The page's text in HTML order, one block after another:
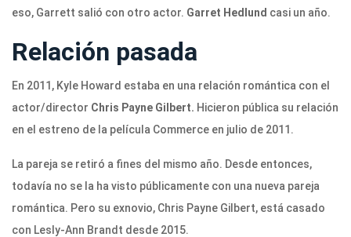
eso, Garrett salió con otro actor. Garret Hedlund casi un año.
Relación pasada
En 2011, Kyle Howard estaba en una relación romántica con el
actor/director Chris Payne Gilbert. Hicieron pública su relación
en el estreno de la película Commerce en julio de 2011.
La pareja se retiró a fines del mismo año. Desde entonces,
todavía no se la ha visto públicamente con una nueva pareja
romántica. Pero su exnovio, Chris Payne Gilbert, está casado
con Lesly-Ann Brandt desde 2015.